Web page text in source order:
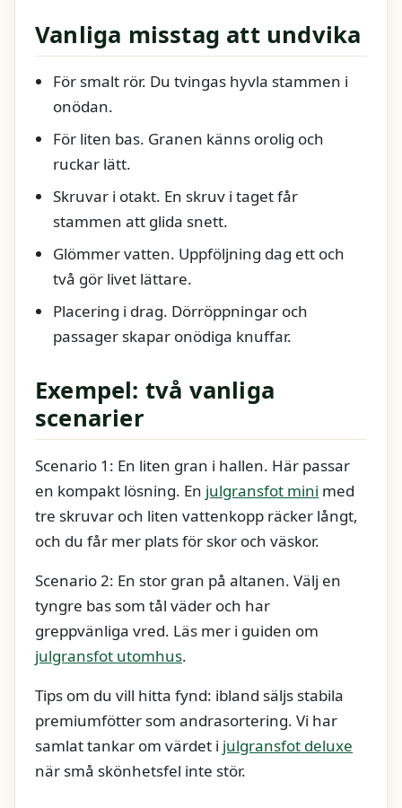
Vanliga misstag att undvika
För smalt rör. Du tvingas hyvla stammen i
onödan.
För liten bas. Granen känns orolig och
ruckar lätt.
Skruvar i otakt. En skruv i taget får
stammen att glida snett.
Glömmer vatten. Uppföljning dag ett och
två gör livet lättare.
Placering i drag. Dörröppningar och
passager skapar onödiga knuffar.
Exempel: två vanliga
scenarier
Scenario 1: En liten gran i hallen. Här passar
en kompakt lösning. En julgransfot mini med
tre skruvar och liten vattenkopp räcker långt,
och du får mer plats för skor och väskor.
Scenario 2: En stor gran på altanen. Välj en
tyngre bas som tål väder och har
greppvänliga vred. Läs mer i guiden om
julgransfot utomhus.
Tips om du vill hitta fynd: ibland säljs stabila
premiumfötter som andrasortering. Vi har
samlat tankar om värdet i julgransfot deluxe
när små skönhetsfel inte stör.